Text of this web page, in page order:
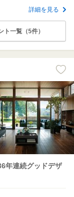
詳細を見る
ト一覧（5件）
年連続グッドデザ